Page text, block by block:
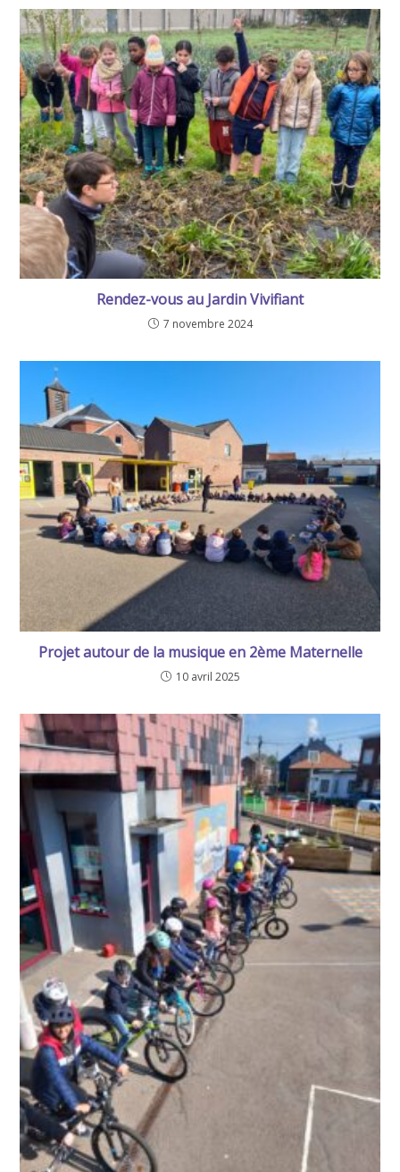
Rendez-vous au Jardin Vivifiant
7 novembre 2024
Projet autour de la musique en 2ème Maternelle
10 avril 2025